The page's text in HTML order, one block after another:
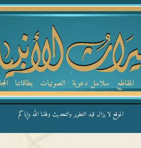
المقاطع سلاسل دعوية الصوتيات بطاقاتنا
الموقع لا يزال قيد التطوير والتحديث وفقنا الله وإياكم